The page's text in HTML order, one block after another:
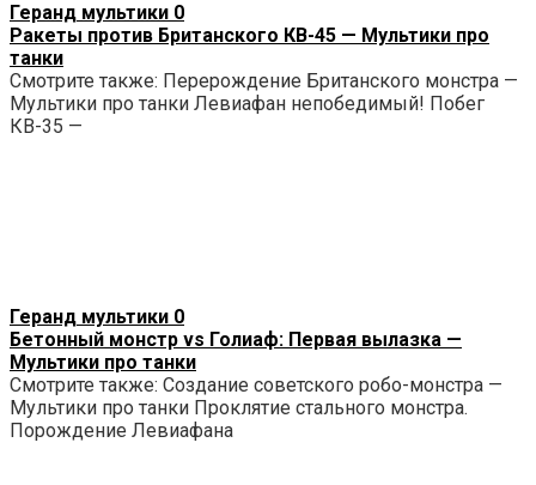
Геранд мультики 0
Ракеты против Британского КВ-45 — Мультики про
танки
Смотрите также: Перерождение Британского монстра —
Мультики про танки Левиафан непобедимый! Побег
КВ-35 —
Геранд мультики 0
Бетонный монстр vs Голиаф: Первая вылазка —
Мультики про танки
Смотрите также: Создание советского робо-монстра —
Мультики про танки Проклятие стального монстра.
Порождение Левиафана